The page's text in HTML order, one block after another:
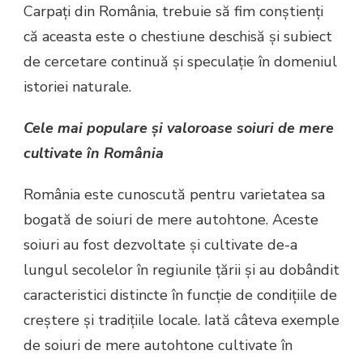
Carpați din România, trebuie să fim conștienți
că aceasta este o chestiune deschisă și subiect
de cercetare continuă și speculație în domeniul
istoriei naturale.
Cele mai populare și valoroase soiuri de mere
cultivate în România
România este cunoscută pentru varietatea sa
bogată de soiuri de mere autohtone. Aceste
soiuri au fost dezvoltate și cultivate de-a
lungul secolelor în regiunile țării și au dobândit
caracteristici distincte în funcție de condițiile de
creștere și tradițiile locale. Iată câteva exemple
de soiuri de mere autohtone cultivate în